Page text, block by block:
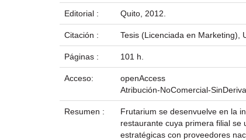
Editorial : Quito, 2012.
Citación : Tesis (Licenciada en Marketing),
Páginas : 101 h.
Acceso:
openAccess
Atribución-NoComercial-
Resumen :
Frutarium se desenvuelve en la
restaurante cuya primera filial se
estratégicas con proveedores